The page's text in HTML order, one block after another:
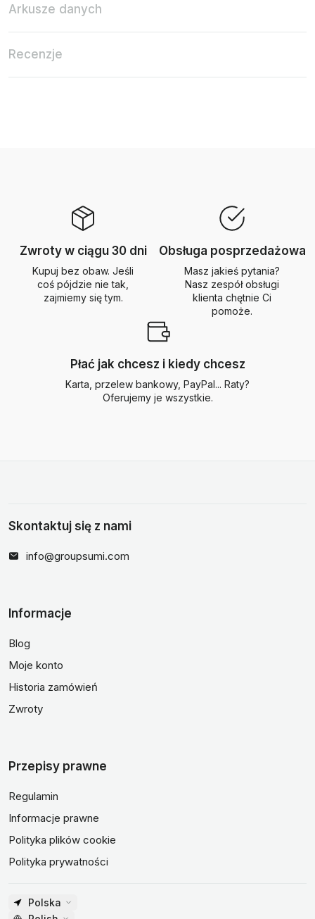
Arkusze danych
Recenzje
Zwroty w ciągu 30 dni
Kupuj bez obaw. Jeśli
coś pójdzie nie tak,
zajmiemy się tym.
Obsługa posprzedażowa
Masz jakieś pytania?
Nasz zespół obsługi
klienta chętnie Ci
pomoże.
Płać jak chcesz i kiedy chcesz
Karta, przelew bankowy, PayPal... Raty?
Oferujemy je wszystkie.
Skontaktuj się z nami
info@groupsumi.com
Informacje
Blog
Moje konto
Historia zamówień
Zwroty
Przepisy prawne
Regulamin
Informacje prawne
Polityka plików cookie
Polityka prywatności
Polska